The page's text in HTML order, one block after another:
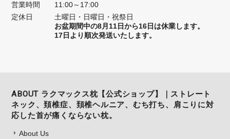
営業時間
11:00～17:00
定休日
土曜日・日曜日・祝祭日
お盆期間中の8月11日から16日は休業します。
17日より順次発送いたします。
ABOUT ラクマックス枕【公式ショップ】｜ストレート
ネック、頚椎症、頚椎ヘルニア、むち打ち、肩こりに対
応した首が痛くならない枕。
About Us